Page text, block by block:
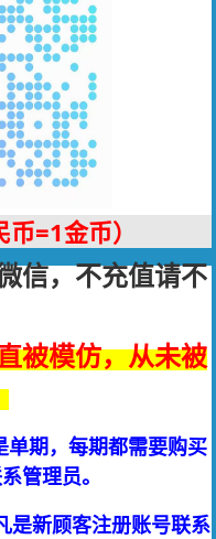
=1金币）
信，不充值请不
被模仿，从未被
单期，每期都需要购买
管理员。
是新顾客注册账号联系